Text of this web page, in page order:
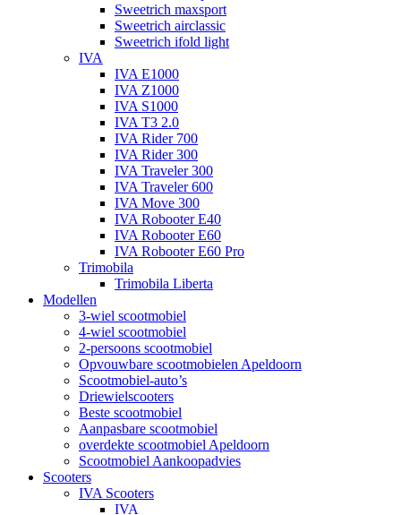
Sweetrich maxsport
Sweetrich airclassic
Sweetrich ifold light
IVA
IVA E1000
IVA Z1000
IVA S1000
IVA T3 2.0
IVA Rider 700
IVA Rider 300
IVA Traveler 300
IVA Traveler 600
IVA Move 300
IVA Robooter E40
IVA Robooter E60
IVA Robooter E60 Pro
Trimobila
Trimobila Liberta
Modellen
3-wiel scootmobiel
4-wiel scootmobiel
2-persoons scootmobiel
Opvouwbare scootmobielen Apeldoorn
Scootmobiel-auto’s
Driewielscooters
Beste scootmobiel
Aanpasbare scootmobiel
overdekte scootmobiel Apeldoorn
Scootmobiel Aankoopadvies
Scooters
IVA Scooters
IVA